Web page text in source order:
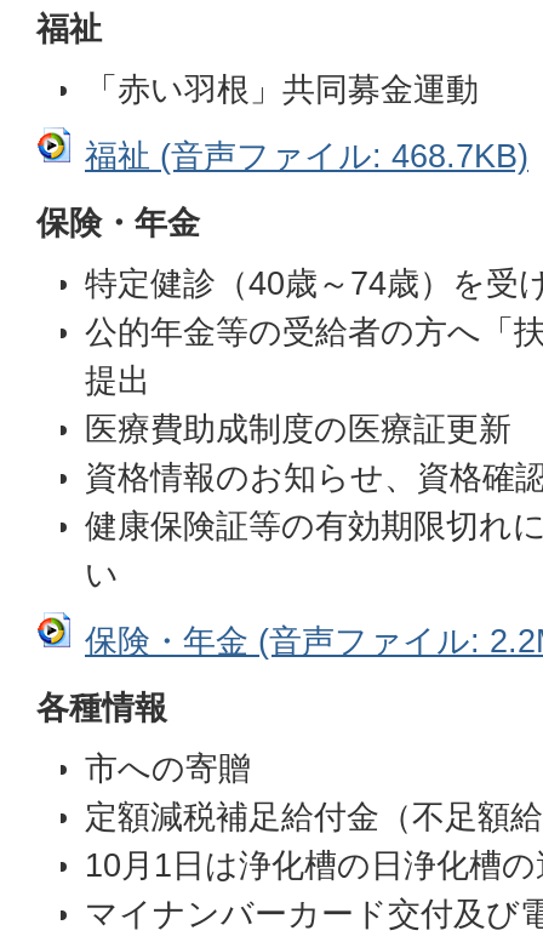
福祉
「赤い羽根」共同募金運動
福祉 (音声ファイル: 468.7KB)
保険・年金
特定健診（40歳～74歳）を受
公的年金等の受給者の方へ「
提出
医療費助成制度の医療証更新
資格情報のお知らせ、資格確
健康保険証等の有効期限切れ
い
保険・年金 (音声ファイル:
各種情報
市への寄贈
定額減税補足給付金（不足額
10月1日は浄化槽の日浄化槽
マイナンバーカード交付及び